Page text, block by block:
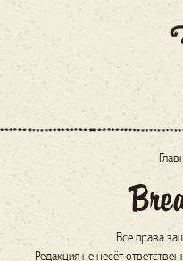
Все права
Редакция не несёт